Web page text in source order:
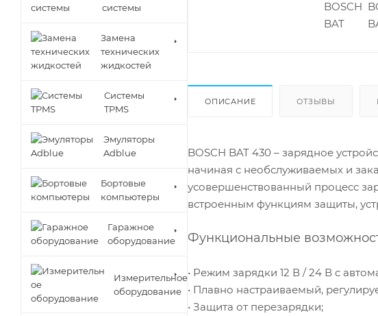
ОПИСАНИЕ ОТЗЫВЫ
BOSCH BAT 430 – зарядное
начиная с необслуживаемых и
усовершенствованный процесс
встроенным функциям защиты,
Функциональные
• Режим зарядки 12 В / 24 В с
• Плавно настраиваемый,
• Защита от перезарядки;
системы
Замена
технических
жидкостей
Cистемы
TPMS
Эмуляторы
Adblue
Бортовые
компьютеры
Гаражное
оборудование
Измерительное
оборудование